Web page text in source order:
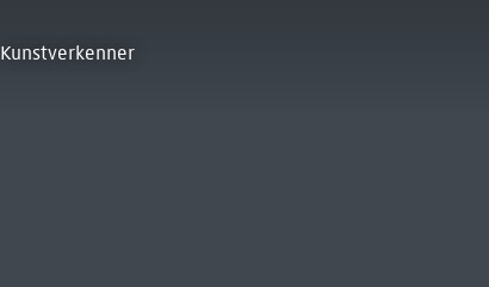
Kunstverkenner